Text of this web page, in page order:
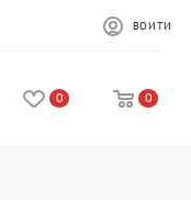
ВОЙТИ
0 0